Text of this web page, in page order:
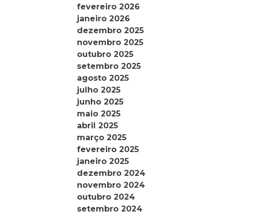
fevereiro 2026
janeiro 2026
dezembro 2025
novembro 2025
outubro 2025
setembro 2025
agosto 2025
julho 2025
junho 2025
maio 2025
abril 2025
março 2025
fevereiro 2025
janeiro 2025
dezembro 2024
novembro 2024
outubro 2024
setembro 2024